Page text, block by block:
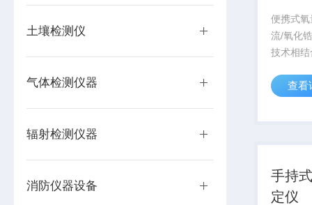
土壤检测仪
气体检测仪器
辐射检测仪器
消防仪器设备
便携式
流/氧化
技术相
器，具
较好的
查看
手持
定仪